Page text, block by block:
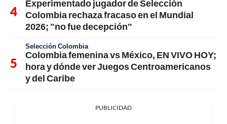
Experimentado jugador de Selección
Colombia rechaza fracaso en el Mundial
2026; "no fue decepción"
Selección Colombia
Colombia femenina vs México, EN VIVO HOY;
hora y dónde ver Juegos Centroamericanos
y del Caribe
PUBLICIDAD